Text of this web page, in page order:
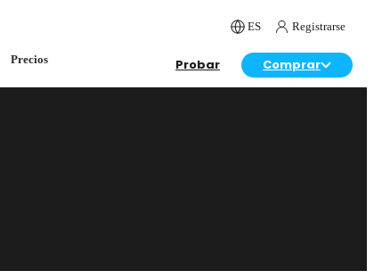
ES Registrarse
Precios Probar Comprar